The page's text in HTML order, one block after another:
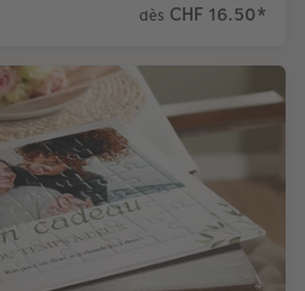
dès CHF 16.50*